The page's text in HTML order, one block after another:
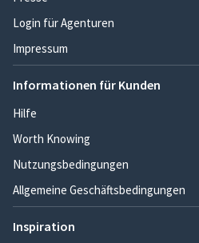
Login für Agenturen
Impressum
Informationen für Kunden
Hilfe
Worth Knowing
Nutzungsbedingungen
Allgemeine Geschäftsbedingungen
Inspiration